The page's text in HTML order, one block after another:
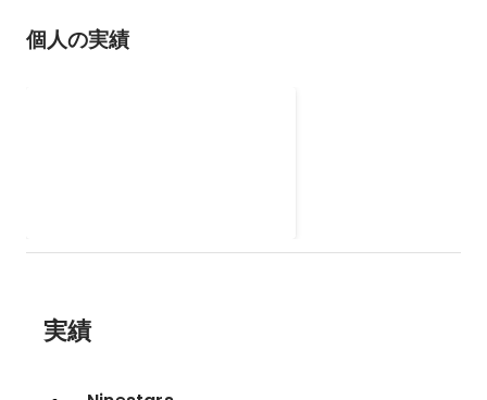
個人の実績
and output content digitally.
実績